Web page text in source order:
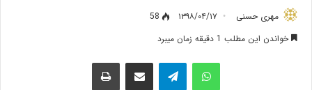
مهری حسنی ۱۳۹۸/۰۴/۱۷
58
خواندن این مطلب 1 دقیقه زمان میبرد
واتس آپ اشتراک گذاری از طریق ایمیل